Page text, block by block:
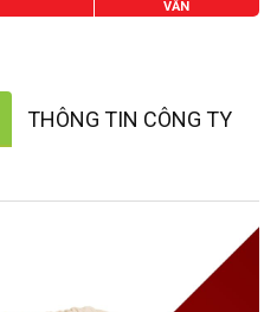
VẤN
THÔNG TIN CÔNG TY